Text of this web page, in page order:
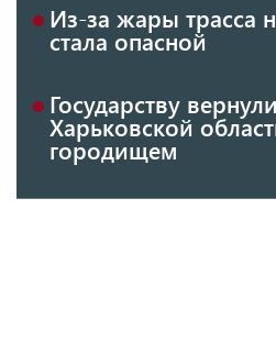
Из-за жары трасса
стала опасной
Государству
Харьковской
городищем